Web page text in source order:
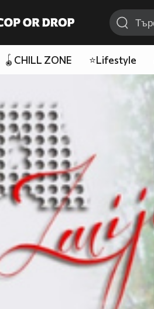
🪀CHILL ZONE ⭐Lifestyle